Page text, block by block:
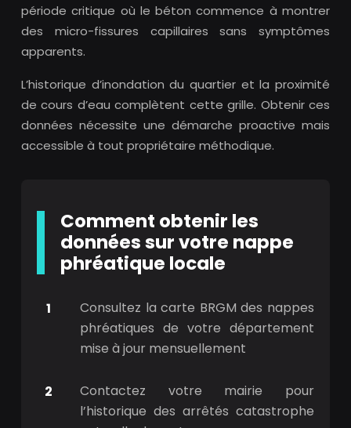
période critique où le béton commence à montrer
des micro-fissures capillaires sans symptômes
apparents.
L’historique d’inondation du quartier et la proximité
de cours d’eau complètent cette grille. Obtenir ces
données nécessite une démarche proactive mais
accessible à tout propriétaire méthodique.
Comment obtenir les
données sur votre nappe
phréatique locale
Consultez la carte BRGM des nappes
phréatiques de votre département
mise à jour mensuellement
Contactez votre mairie pour
l’historique des arrêtés catastrophe